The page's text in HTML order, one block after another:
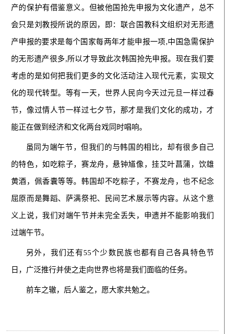
产的保护有借鉴意义。但被他国抢先申报为文化遗产，总不
会只是刘教授所说的原因，即：联合国教科文组织对无形遗
产申报的要求是每个国家每两年才能申报一项,中国急需保护
的无形遗产很多,所以才导致此次韩国抢先申报。现在我们要
考虑的是如何把我们更多的文化活动注入现代元素，实现文
化的现代转型。等有一天，世界人民向今天过元旦一样过春
节，像过情人节一样过七夕节，那才是我们文化的成功，才
能正在做到经济和文化两台戏同时唱响。
虽同为端午节，但我们的与韩国的相比，却有很多自己
的特色，如吃粽子，赛龙舟，悬钟馗像，挂艾叶菖蒲，饮雄
黄酒，佩香囊等等。韩国却不吃粽子，不赛龙舟，也不纪念
屈原而是舞蹈、萨满祭祀、民间艺术展示等内容。从这个意
义上说，我们对端午节并未完全丢失，申遗并不能影响我们
过端午节。
另外，我们还有55个少数民族也都有自己各具特色节
日，广泛推行并使之走向世界也将是我们面临的任务。
前车之辙，后人鉴之，愿大家共勉之。